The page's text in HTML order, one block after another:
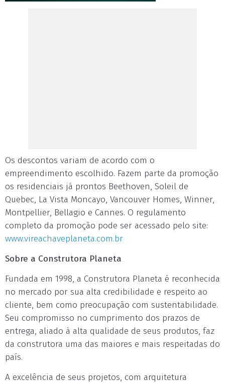
Os descontos variam de acordo com o
empreendimento escolhido. Fazem parte da promoção
os residenciais já prontos Beethoven, Soleil de
Quebec, La Vista Moncayo, Vancouver Homes, Winner,
Montpellier, Bellagio e Cannes. O regulamento
completo da promoção pode ser acessado pelo site:
www.vireachaveplaneta.com.br
Sobre a Construtora Planeta
Fundada em 1998, a Construtora Planeta é reconhecida
no mercado por sua alta credibilidade e respeito ao
cliente, bem como preocupação com sustentabilidade.
Seu compromisso no cumprimento dos prazos de
entrega, aliado à alta qualidade de seus produtos, faz
da construtora uma das maiores e mais respeitadas do
país.
A excelência de seus projetos, com arquitetura